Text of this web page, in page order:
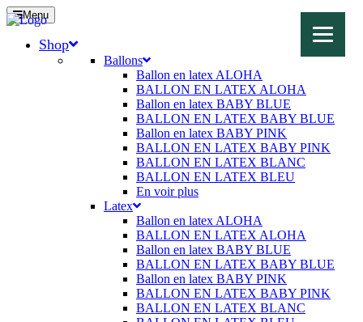
Menu
Shop
Ballons
Ballon en latex ALOHA
BALLON EN LATEX ALOHA
Ballon en latex BABY BLUE
BALLON EN LATEX BABY BLUE
Ballon en latex BABY PINK
BALLON EN LATEX BABY PINK
BALLON EN LATEX BLANC
BALLON EN LATEX BLEU
En voir plus
Latex
Ballon en latex ALOHA
BALLON EN LATEX ALOHA
Ballon en latex BABY BLUE
BALLON EN LATEX BABY BLUE
Ballon en latex BABY PINK
BALLON EN LATEX BABY PINK
BALLON EN LATEX BLANC